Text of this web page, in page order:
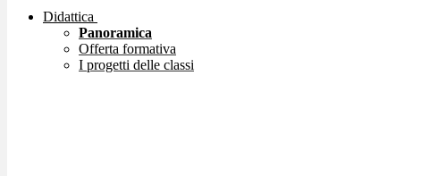
Didattica
Panoramica
Offerta formativa
I progetti delle classi